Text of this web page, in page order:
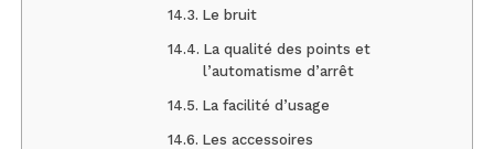
Le bruit
La qualité des points et
l’automatisme d’arrêt
La facilité d’usage
Les accessoires